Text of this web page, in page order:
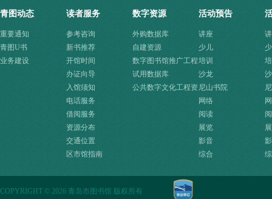
青图动态
重要通知
青图U书
业务建设
读者服务
参考咨询
新书推荐
开馆时间
办证向导
入馆须知
电话服务
借阅服务
资源分布
交通位置
区市馆指南
数字资源
外购数据库
自建资源
数字图书馆推广工程
资源
试用数据库
公共数字文化工程资
活动预告
讲座
少儿
培训
沙龙
尼山书院
网络
阅读
展览
影音
综合
COPYRIGHT © 2026 青岛市图书馆 版权所有